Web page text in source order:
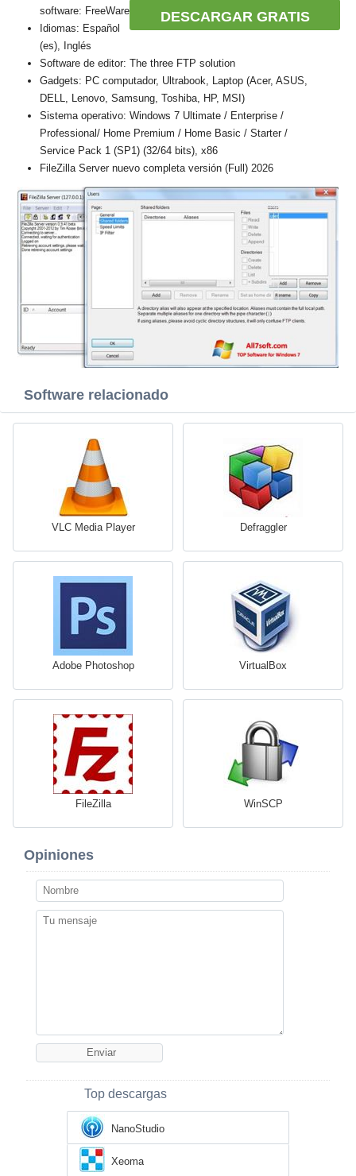
DESCARGAR GRATIS
software: FreeWare
Idiomas: Español
(es), Inglés
Software de editor: The three FTP solution
Gadgets: PC computador, Ultrabook, Laptop (Acer, ASUS,
DELL, Lenovo, Samsung, Toshiba, HP, MSI)
Sistema operativo: Windows 7 Ultimate / Enterprise /
Professional/ Home Premium / Home Basic / Starter /
Service Pack 1 (SP1) (32/64 bits), x86
FileZilla Server nuevo completa versión (Full) 2026
Software relacionado
VLC Media Player Defraggler
Adobe Photoshop VirtualBox
FileZilla WinSCP
Opiniones
Top descargas
NanoStudio
Xeoma